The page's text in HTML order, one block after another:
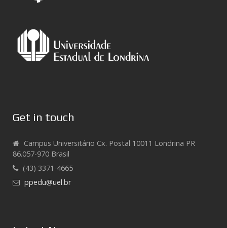
Get in touch
Campus Universitário Cx. Postal 10011 Londrina PR
86.057-970 Brasil
(43) 3371-4665
ppedu@uel.br